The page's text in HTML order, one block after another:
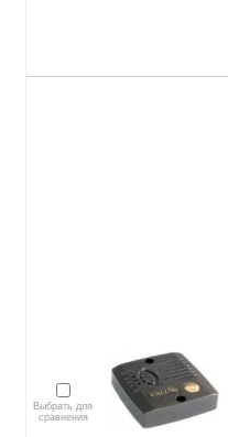
Выбрать для
сравнения